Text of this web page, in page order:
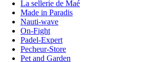
La sellerie de Maé
Made in Paradis
Nauti-wave
On-Fight
Padel-Expert
Pecheur-Store
Pet and Garden